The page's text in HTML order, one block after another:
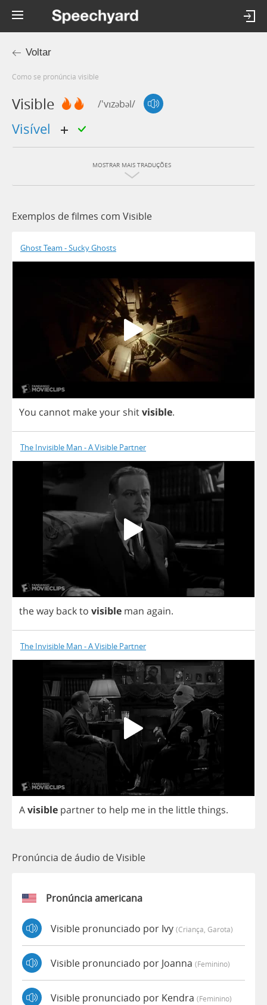
Voltar
Como se pronúncia visible
Visible /'vɪzəbəl/
visível
MOSTRAR MAIS TRADUÇÕES
Exemplos de filmes com Visible
Ghost Team - Sucky Ghosts
You cannot makeyour shitvisible.
The Invisible Man - A Visible Partner
theway backto visible man again.
The Invisible Man - A Visible Partner
Avisible partnerto help me in the littlethings.
Pronúncia de áudio de Visible
Pronúncia americana
Visible pronunciado por Ivy (criança, Garota)
Visible pronunciado por Joanna (feminino)
Visible pronunciado por Kendra (feminino)